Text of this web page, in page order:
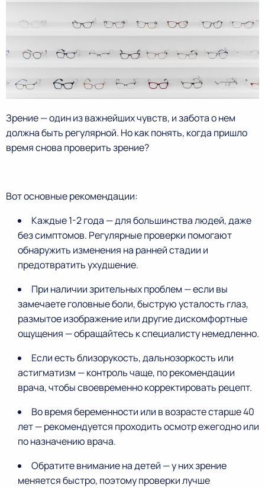
Зрение — один из важнейших чувств, и забота о нем
должна быть регулярной. Но как понять, когда пришло
время снова проверить зрение?
Вот основные рекомендации:
Каждые 1-2 года — для большинства людей, даже
без симптомов. Регулярные проверки помогают
обнаружить изменения на ранней стадии и
предотвратить ухудшение.
При наличии зрительных проблем — если вы
замечаете головные боли, быструю усталость глаз,
размытое изображение или другие дискомфортные
ощущения — обращайтесь к специалисту немедленно.
Если есть близорукость, дальнозоркость или
астигматизм — контроль чаще, по рекомендации
врача, чтобы своевременно корректировать рецепт.
Во время беременности или в возрасте старше 40
лет — рекомендуется проходить осмотр ежегодно или
по назначению врача.
Обратите внимание на детей — у них зрение
меняется быстро, поэтому проверки лучше